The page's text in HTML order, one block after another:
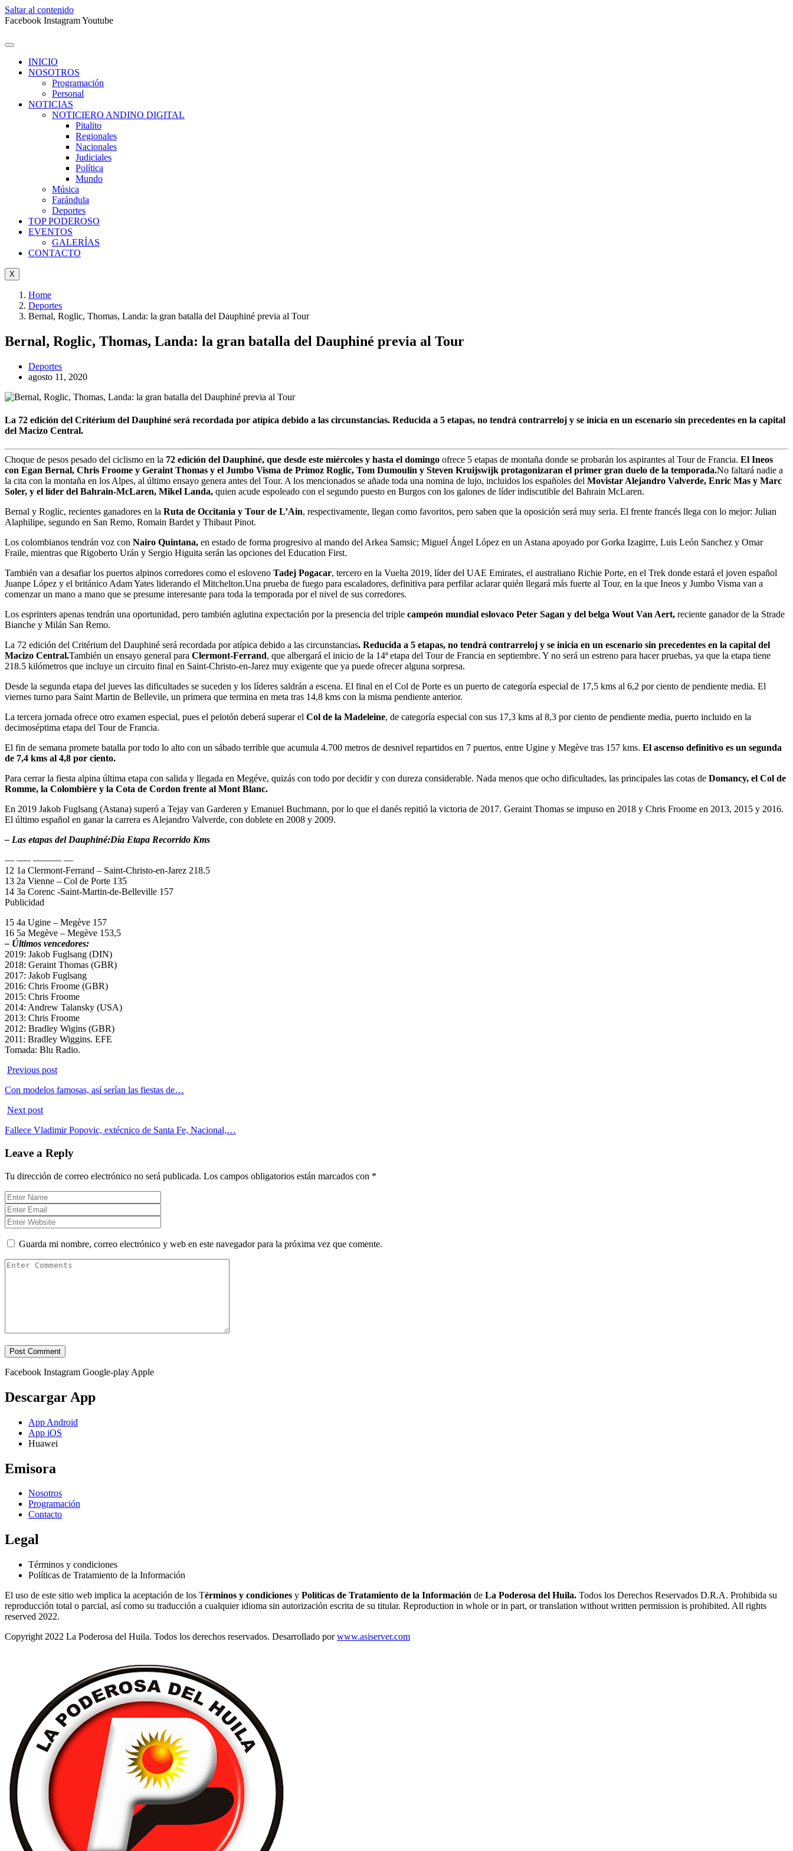
Saltar al contenido
Facebook InstagramYoutube
INICIO
NOSOTROS
Programación
Personal
NOTICIAS
NOTICIERO ANDINO DIGITAL
Pitalito
Regionales
Nacionales
Judiciales
Política
Mundo
Música
Farándula
Deportes
TOP PODEROSO
EVENTOS
GALERÍAS
CONTACTO
X
Home
Deportes
Bernal, Roglic, Thomas, Landa: la gran batalla del Dauphiné previa al Tour
Bernal, Roglic, Thomas, Landa: la gran batalla del Dauphiné previa al Tour
Deportes
agosto 11, 2020
La 72 edición del Critérium del Dauphiné será recordada por atípica debido a las circunstancias. Reducida a 5 etapas, no tendrá contrarreloj y se inicia en un escenario sin precedentes en la capital
del Macizo Central.
Choque de pesos pesado del ciclismo en la 72 edición del Dauphiné, que desde este miércoles y hasta el domingo ofrece 5 etapas de montaña donde se probarán los aspirantes al Tour de Francia. El Ineos
con Egan Bernal, Chris Froome y Geraint Thomas y el Jumbo Visma de Primoz Roglic, Tom Dumoulin y Steven Kruijswijk protagonizaran el primer gran duelo de la temporada.No faltará nadie a
la cita con la montaña en los Alpes, al último ensayo genera antes del Tour. A los mencionados se añade toda una nomina de lujo, incluidos los españoles del Movistar Alejandro Valverde, Enric Mas y Marc
Soler, y el líder del Bahrain-McLaren, Mikel Landa, quien acude espoleado con el segundo puesto en Burgos con los galones de líder indiscutible del Bahrain McLaren.
Bernal y Roglic, recientes ganadores en la Ruta de Occitania y Tour de L’Ain, respectivamente, llegan como favoritos, pero saben que la oposición será muy seria. El frente francés llega con lo mejor: Julian
Alaphilipe, segundo en San Remo, Romain Bardet y Thibaut Pinot.
Los colombianos tendrán voz con Nairo Quintana, en estado de forma progresivo al mando del Arkea Samsic; Miguel Ángel López en un Astana apoyado por Gorka Izagirre, Luis León Sanchez y Omar
Fraile, mientras que Rigoberto Urán y Sergio Higuita serán las opciones del Education First.
También van a desafiar los puertos alpinos corredores como el esloveno Tadej Pogacar, tercero en la Vuelta 2019, líder del UAE Emirates, el australiano Richie Porte, en el Trek donde estará el joven español
Juanpe López y el británico Adam Yates liderando el Mitchelton.Una prueba de fuego para escaladores, definitiva para perfilar aclarar quién llegará más fuerte al Tour, en la que Ineos y Jumbo Visma van a
comenzar un mano a mano que se presume interesante para toda la temporada por el nivel de sus corredores.
Los esprinters apenas tendrán una oportunidad, pero también aglutina expectación por la presencia del triple campeón mundial eslovaco Peter Sagan y del belga Wout Van Aert, reciente ganador de la Strade
Bianche y Milán San Remo.
La 72 edición del Critérium del Dauphiné será recordada por atípica debido a las circunstancias. Reducida a 5 etapas, no tendrá contrarreloj y se inicia en un escenario sin precedentes en la capital del
Macizo Central.También un ensayo general para Clermont-Ferrand, que albergará el inicio de la 14ª etapa del Tour de Francia en septiembre. Y no será un estreno para hacer pruebas, ya que la etapa tiene
218.5 kilómetros que incluye un circuito final en Saint-Christo-en-Jarez muy exigente que ya puede ofrecer alguna sorpresa.
Desde la segunda etapa del jueves las dificultades se suceden y los líderes saldrán a escena. El final en el Col de Porte es un puerto de categoría especial de 17,5 kms al 6,2 por ciento de pendiente media. El
viernes turno para Saint Martin de Bellevile, un primera que termina en meta tras 14,8 kms con la misma pendiente anterior.
La tercera jornada ofrece otro examen especial, pues el pelotón deberá superar el Col de la Madeleine, de categoría especial con sus 17,3 kms al 8,3 por ciento de pendiente media, puerto incluido en la
decimoséptima etapa del Tour de Francia.
El fin de semana promete batalla por todo lo alto con un sábado terrible que acumula 4.700 metros de desnivel repartidos en 7 puertos, entre Ugine y Megève tras 157 kms. El ascenso definitivo es un segunda
de 7,4 kms al 4,8 por ciento.
Para cerrar la fiesta alpina última etapa con salida y llegada en Megéve, quizás con todo por decidir y con dureza considerable. Nada menos que ocho dificultades, las principales las cotas de Domancy, el Col de
Romme, la Colombière y la Cota de Cordon frente al Mont Blanc.
En 2019 Jakob Fuglsang (Astana) superó a Tejay van Garderen y Emanuel Buchmann, por lo que el danés repitió la victoria de 2017. Geraint Thomas se impuso en 2018 y Chris Froome en 2013, 2015 y 2016.
El último español en ganar la carrera es Alejandro Valverde, con doblete en 2008 y 2009.
– Las etapas del Dauphiné:Día Etapa Recorrido Kms
— —– ——— —
12 1a Clermont-Ferrand – Saint-Christo-en-Jarez 218.5
13 2a Vienne – Col de Porte 135
14 3a Corenc -Saint-Martin-de-Belleville 157
Publicidad
15 4a Ugine – Megève 157
16 5a Megève – Megève 153,5
– Últimos vencedores:
2019: Jakob Fuglsang (DIN)
2018: Geraint Thomas (GBR)
2017: Jakob Fuglsang
2016: Chris Froome (GBR)
2015: Chris Froome
2014: Andrew Talansky (USA)
2013: Chris Froome
2012: Bradley Wigins (GBR)
2011: Bradley Wiggins. EFE
Tomada: Blu Radio.
Previous post
Con modelos famosas, así serían las fiestas de…
Next post
Fallece Vladimir Popovic, extécnico de Santa Fe, Nacional,…
Leave a Reply
Tu dirección de correo electrónico no será publicada. Los campos obligatorios están marcados con *
Guarda mi nombre, correo electrónico y web en este navegador para la próxima vez que comente.
Facebook Instagram Google-play Apple
Descargar App
App Android
App iOS
Huawei
Emisora
Nosotros
Programación
Contacto
Legal
Términos y condiciones
Políticas de Tratamiento de la Información
El uso de este sitio web implica la aceptación de los Términos y condiciones y Políticas de Tratamiento de la Información de La Poderosa del Huila. Todos los Derechos Reservados D.R.A. Prohibida su
reproducción total o parcial, así como su traducción a cualquier idioma sin autorización escrita de su titular. Reproduction in whole or in part, or translation without written permission is prohibited. All rights
reserved 2022.
Copyright 2022 La Poderosa del Huila. Todos los derechos reservados. Desarrollado porwww.asiserver.com